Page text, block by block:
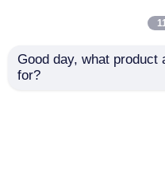
Cellules solaires
polycristallines en
Good day, what product
for?